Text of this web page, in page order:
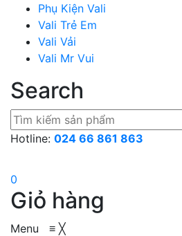
Phụ Kiện Vali
Vali Trẻ Em
Vali Vải
Vali Mr Vui
Search
Hotline: 024 66 861 863
0
Giỏ hàng
Menu ≡ ╳